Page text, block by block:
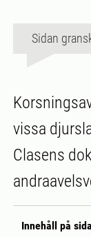
Sidan
vissa
Clasens
Innehåll på